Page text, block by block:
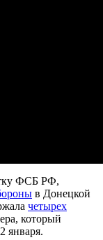
ФСБ РФ,
в Донецкой
четырех
который
января.